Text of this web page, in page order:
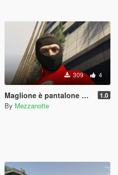
309 4
Maglione è pantalone Croce Rossa Italiana 1.0 1.0
By Mezzanotte